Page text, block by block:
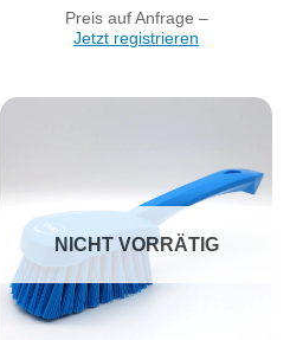
Preis auf Anfrage –
Jetzt registrieren
merken
NICHT VORRÄTIG